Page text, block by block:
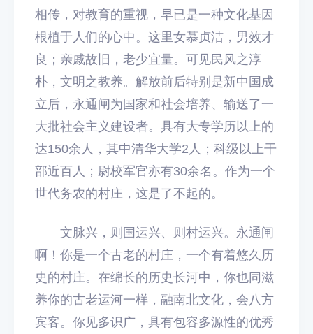
相传，对教育的重视，早已是一种文化基因
根植于人们的心中。这里女慕贞洁，男效才
良；亲戚故旧，老少宜量。可见民风之淳
朴，文明之教养。解放前后特别是新中国成
立后，永通闸为国家和社会培养、输送了一
大批社会主义建设者。具有大专学历以上的
达150余人，其中清华大学2人；科级以上干
部近百人；尉校军官亦有30余名。作为一个
世代务农的村庄，这是了不起的。
文脉兴，则国运兴、则村运兴。永通闸
啊！你是一个古老的村庄，一个有着悠久历
史的村庄。在绵长的历史长河中，你也同滋
养你的古老运河一样，融南北文化，会八方
宾客。你见多识广，具有包容多源性的优秀